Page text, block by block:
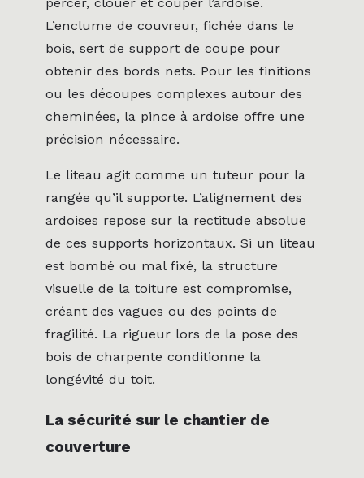
L’enclume de couvreur, fichée dans le
bois, sert de support de coupe pour
obtenir des bords nets. Pour les finitions
ou les découpes complexes autour des
cheminées, la pince à ardoise offre une
précision nécessaire.
Le liteau agit comme un tuteur pour la
rangée qu’il supporte. L’alignement des
ardoises repose sur la rectitude absolue
de ces supports horizontaux. Si un liteau
est bombé ou mal fixé, la structure
visuelle de la toiture est compromise,
créant des vagues ou des points de
fragilité. La rigueur lors de la pose des
bois de charpente conditionne la
longévité du toit.
La sécurité sur le chantier de
couverture